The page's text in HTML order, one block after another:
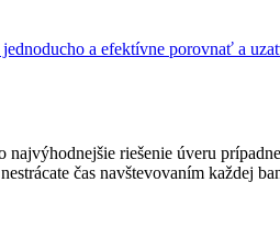
a efektívne porovnať a
riešenie úveru
čas navštevovaním každej